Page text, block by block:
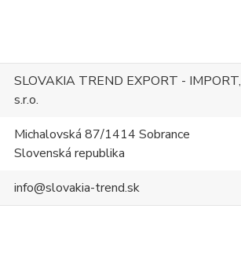
SLOVAKIA TREND EXPORT - IMPORT,
s.r.o.
Michalovská 87/1414 Sobrance
Slovenská republika
info@slovakia-trend.sk